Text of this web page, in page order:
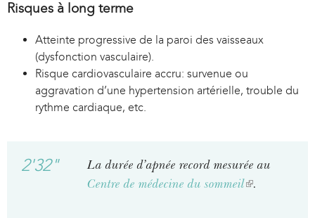
Risques à long terme
Atteinte progressive de la paroi des vaisseaux
(dysfonction vasculaire).
Risque cardiovasculaire accru: survenue ou
aggravation d’une hypertension artérielle, trouble du
rythme cardiaque, etc.
2'32"
La durée d’apnée record mesurée au
Centre de médecine du sommeil( .